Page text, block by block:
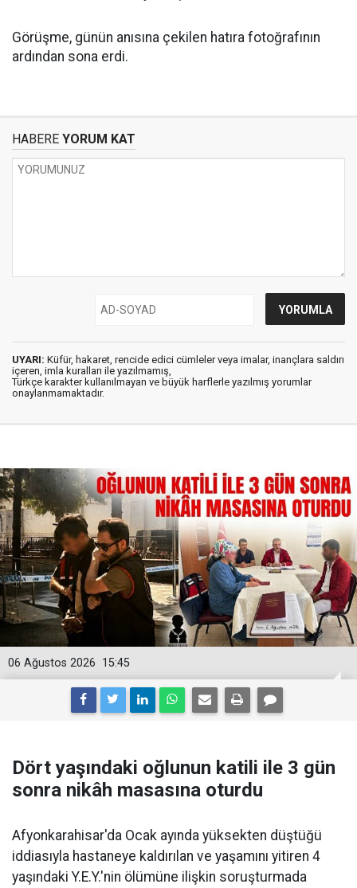
Görüşme, günün anısına çekilen hatıra fotoğrafının
ardından sona erdi.
HABERE YORUM KAT
UYARI: Küfür, hakaret, rencide edici cümleler veya imalar, inançlara saldırı
içeren, imla kuralları ile yazılmamış,
Türkçe karakter kullanılmayan ve büyük harflerle yazılmış yorumlar
onaylanmamaktadır.
15:45
06 Ağustos 2026
Dört yaşındaki oğlunun katili ile 3 gün
sonra nikâh masasına oturdu
Afyonkarahisar'da Ocak ayında yüksekten düştüğü
iddiasıyla hastaneye kaldırılan ve yaşamını yitiren 4
yaşındaki Y.E.Y.'nin ölümüne ilişkin soruşturmada